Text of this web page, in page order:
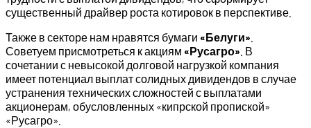
существенный драйвер роста котировок в перспективе.
Также в секторе нам нравятся бумаги «Белуги»
Советуем присмотреться к акциям «Русагро» . В
сочетании с невысокой долговой нагрузкой компания
имеет потенциал выплат солидных дивидендов в случае
устранения технических сложностей с выплатами
акционерам, обусловленных «кипрской пропиской»
«Русагро».